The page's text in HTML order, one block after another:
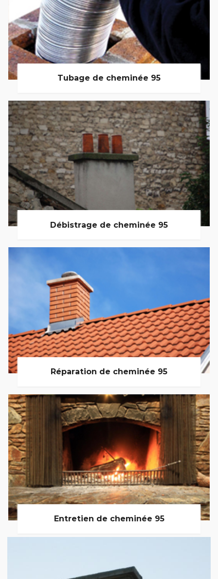
Tubage de cheminée 95
Débistrage de cheminée 95
Réparation de cheminée 95
Entretien de cheminée 95